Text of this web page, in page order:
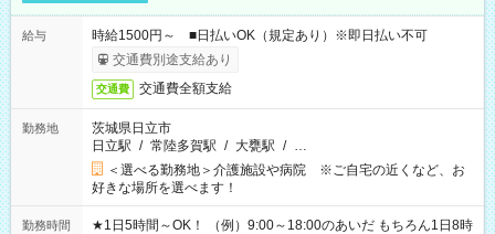
給与
時給1500円～ ■日払いOK（規定あり）※即日払い不可
交通費別途支給あり
交通費 交通費全額支給
勤務地
茨城県日立市
日立駅 / 常陸多賀駅 / 大甕駅 / …
＜選べる勤務地＞介護施設や病院 ※ご自宅の近くなど、お
好きな場所を選べます！
勤務時間
★1日5時間～OK！ （例）9:00～18:00のあいだ もちろん1日8時